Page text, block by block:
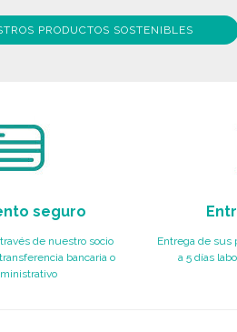
PRODUCTOS SOSTENIBLES
seguro
de nuestro socio
bancaria o
Entrega de sus
a 5 días